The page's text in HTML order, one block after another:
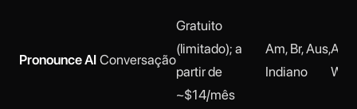
Pronounce AI Conversação
Gratuito
(limitado); a
partir de
~$14/mês
Am, Br, Aus,
Indiano
Web